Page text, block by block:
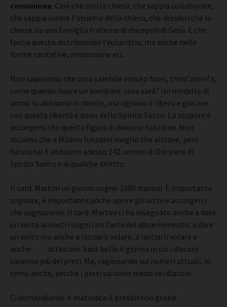
comunione. Cioè che ami la chiesa, che sappia collaborare,
che sappia curare l’insieme della chiesa, che desideri che la
chiesa sia una famiglia fraterna di discepoli di Gesù. E che
faccia questo distribuendo l’eucaristia, ma anche nelle
forme caritative, missionarie ecc.
Non sapevamo che cosa sarebbe venuto fuori, trent’anni fa;
come quando nasce un bambino: cosa sarà? Un modello di
uomo lo abbiamo in mente, ma ognuno è libero e giocare
con questa libertà è dono dello Spirito Santo. Lo stupore è
accorgersi che questa figura di diacono funziona. Non
diciamo che a Milano funzioni meglio che altrove, però
funziona! E abbiamo adesso 142 uomini di Dio pieni di
Spirito Santo e di qualche difetto.
Il card. Martini un giorno sognò 1000 diaconi. È importante
sognare, è importante anche aprire gli occhi e accorgerci
che sognavamo. Il card. Martini ci ha insegnato anche a dare
un volto ai nostri sogni con l’arte del discernimento; a dare
un volto ma anche a lasciarli volare, a lasciarli volare e
anche atterrare. Sarà bello il giorno in cui i diaconi
saranno più dei preti. Ma, ragionando sui numeri attuali, lo
temo anche, perché i preti saranno meno dei diaconi.
Ci domandiamo: è maturato il presbiterio grazie